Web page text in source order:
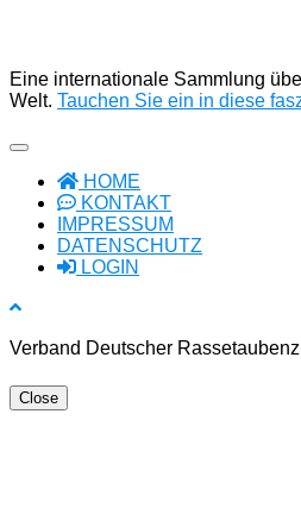
Eine internationale Sammlung
Welt. Tauchen Sie ein in diese
HOME
KONTAKT
IMPRESSUM
DATENSCHUTZ
LOGIN
Verband Deutscher
Close